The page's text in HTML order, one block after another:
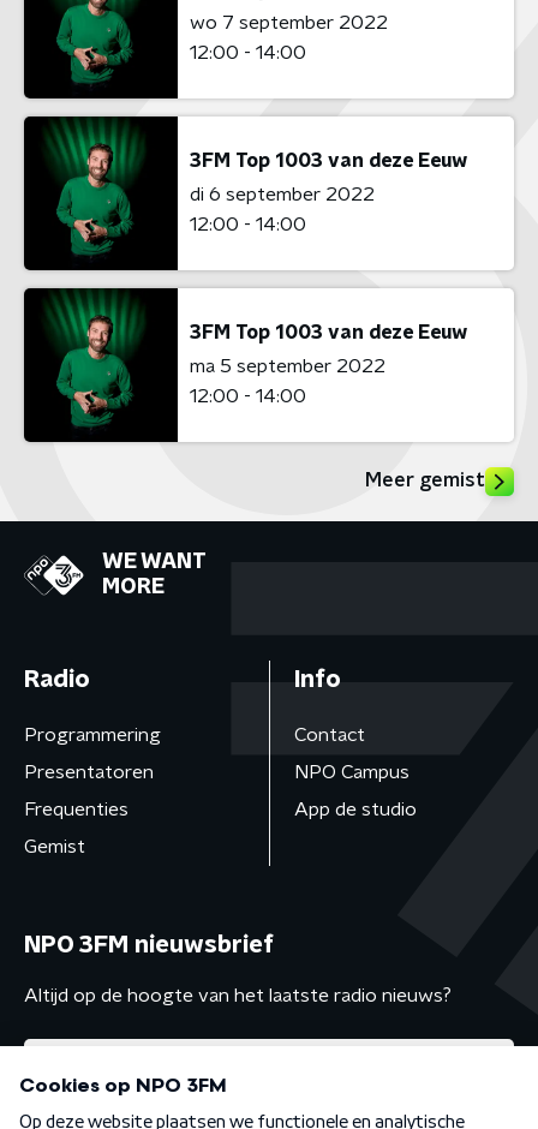
wo 7 september 2022
12:00 - 14:00
3FM Top 1003 van deze Eeuw
di 6 september 2022
12:00 - 14:00
3FM Top 1003 van deze Eeuw
ma 5 september 2022
12:00 - 14:00
Meer gemist
WE WANT
MORE
Radio
Programmering
Presentatoren
Frequenties
Gemist
Info
Contact
NPO Campus
App de studio
NPO 3FM nieuwsbrief
Altijd op de hoogte van het laatste radio nieuws?